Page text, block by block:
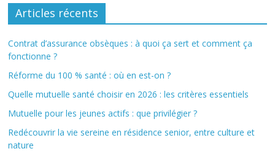
Articles récents
Contrat d’assurance obsèques : à quoi ça sert et comment ça
fonctionne ?
Réforme du 100 % santé : où en est-on ?
Quelle mutuelle santé choisir en 2026 : les critères essentiels
Mutuelle pour les jeunes actifs : que privilégier ?
Redécouvrir la vie sereine en résidence senior, entre culture et
nature